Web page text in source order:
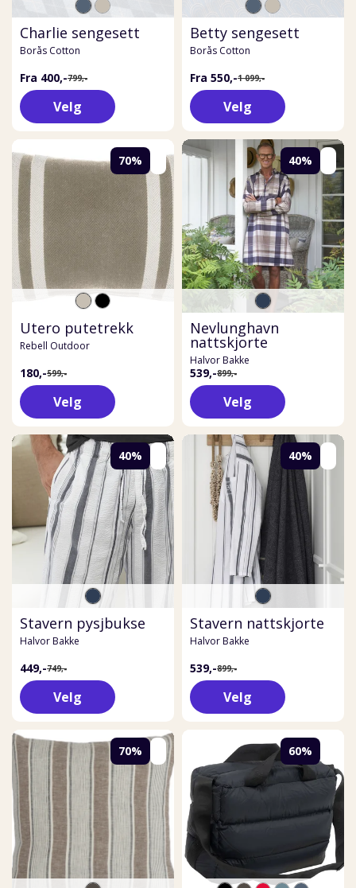
Charlie sengesett
Borås Cotton
Fra 400,-799,-
Velg
Betty sengesett
Borås Cotton
Fra 550,-1 099,-
Velg
70%
Utero putetrekk
Rebell Outdoor
180,-599,-
Velg
40%
Nevlunghavn
nattskjorte
Halvor Bakke
539,-899,-
Velg
40%
Stavern pysjbukse
Halvor Bakke
449,-749,-
Velg
40%
Stavern nattskjorte
Halvor Bakke
539,-899,-
Velg
70% 60%